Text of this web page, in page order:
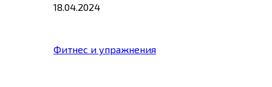
18.04.2024
Фитнес и упражнения